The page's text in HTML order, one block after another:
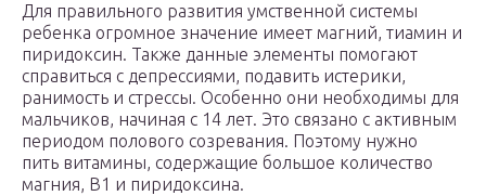
Для правильного развития умственной системы
ребенка огромное значение имеет магний, тиамин и
пиридоксин. Также данные элементы помогают
справиться с депрессиями, подавить истерики,
ранимость и стрессы. Особенно они необходимы для
мальчиков, начиная с 14 лет. Это связано с активным
периодом полового созревания. Поэтому нужно
пить витамины, содержащие большое количество
магния, B1 и пиридоксина.